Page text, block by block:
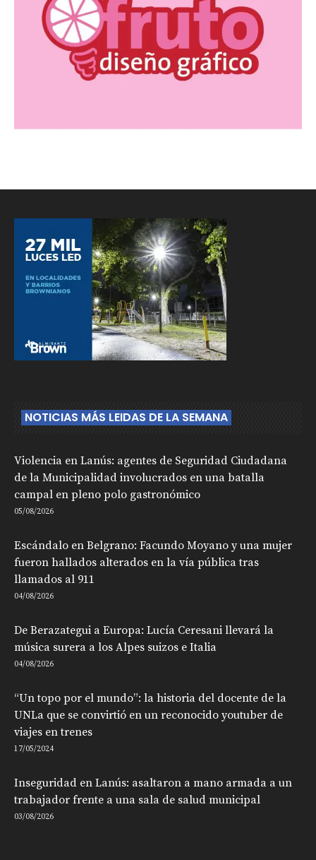
NOTICIAS MÁS LEIDAS DE LA SEMANA
Violencia en Lanús: agentes de Seguridad Ciudadana
de la Municipalidad involucrados en una batalla
campal en pleno polo gastronómico
05/08/2026
Escándalo en Belgrano: Facundo Moyano y una mujer
fueron hallados alterados en la vía pública tras
llamados al 911
04/08/2026
De Berazategui a Europa: Lucía Ceresani llevará la
música surera a los Alpes suizos e Italia
04/08/2026
“Un topo por el mundo”: la historia del docente de la
UNLa que se convirtió en un reconocido youtuber de
viajes en trenes
17/05/2024
Inseguridad en Lanús: asaltaron a mano armada a un
trabajador frente a una sala de salud municipal
03/08/2026